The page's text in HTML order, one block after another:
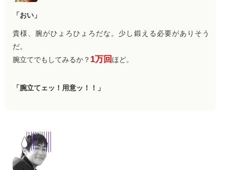
「おい」
貴様、腕がひょろひょろだな。少し鍛える必要がありそう
だ。
腕立てでもしてみるか？ 1万回ほど。
「腕立てェッ！用意ッ！！」